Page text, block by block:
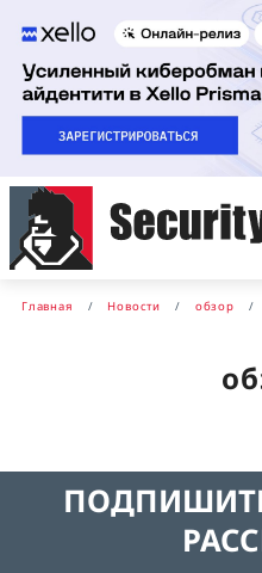
Главная Новости обзор